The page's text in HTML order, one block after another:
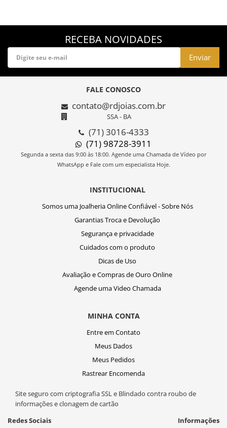
RECEBA NOVIDADES
Enviar
INSTITUCIONAL
Somos uma Joalheria Online Confiável - Sobre Nós
Garantias Troca e Devolução
Segurança e privacidade
Cuidados com o produto
Dicas de Uso
Avaliação e Compras de Ouro Online
Agende uma Video Chamada
MINHA CONTA
Entre em Contato
Meus Dados
Meus Pedidos
Rastrear Encomenda
FALE CONOSCO
contato@rdjoias.com.br
SSA - BA
(71) 3016-4333
(71) 98728-3911
Segunda a sexta das 9:00 às 18:00. Agende uma Chamada de Vídeo por
WhatsApp e Fale com um especialista Hoje.
Site seguro com criptografia SSL e Blindado contra roubo de
informações e clonagem de cartão
Redes Sociais
Informações